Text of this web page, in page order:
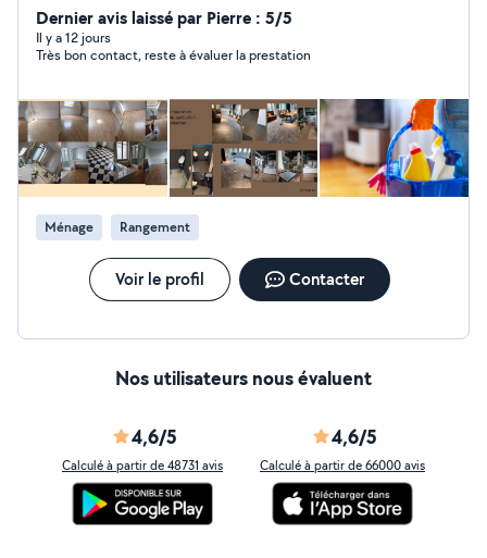
pour des passages hebdomadaire, ou plus rarement
pour un ménage plus intensif. J'ai déjà travaillé dans des
grands magasins, du type Leclerc, ou encore Auchan, où
personnes. J'ai 15ans d'expérience je sais donc
également les nécessité de chaque tache et de chaque
produit à utiliser au bon moment.
Dernier avis laissé par Pierre : 5/5
Il y a 12 jours
Très bon contact, reste à évaluer la prestation
Ménage Rangement
Voir le profil Contacter
Nos utilisateurs nous évaluent
4,6/5
Calculé à partir de 48731 avis
4,6/5
Calculé à partir de 66000 avis